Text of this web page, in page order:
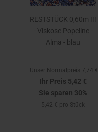
RESTSTÜCK 0,60m !!!
- Viskose Popeline -
Alma - blau
Unser Normalpreis 7,74 €
Ihr Preis 5,42 €
Sie sparen 30%
5,42 € pro Stück